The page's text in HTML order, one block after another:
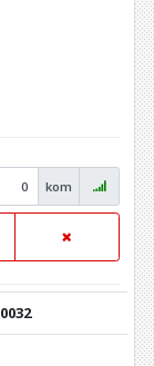
kom